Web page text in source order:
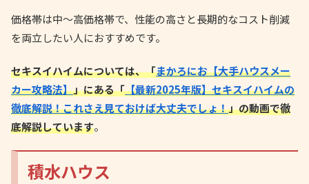
価格帯は中〜高価格帯で、性能の高さと長期的なコスト削減
を両立したい人におすすめです。
セキスイハイムについては、「まかろにお【大手ハウスメー
カー攻略法】」にある「【最新2025年版】セキスイハイムの
徹底解説！これさえ見ておけば大丈夫でしょ！」の動画で徹
底解説しています。
積水ハウス